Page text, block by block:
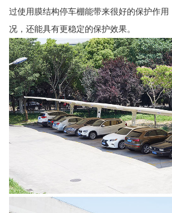
过使用膜结构停车棚能带来很好的保护作
况，还能具有更稳定的保护效果。